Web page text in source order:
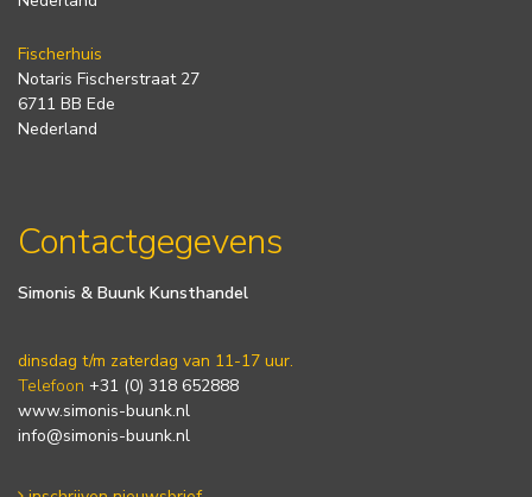
Fischerhuis
Notaris Fischerstraat 27
6711 BB Ede
Nederland
Contactgegevens
Simonis & Buunk Kunsthandel
dinsdag t/m zaterdag van 11-17 uur.
Telefoon +31 (0) 318 652888
www.simonis-buunk.nl
info@simonis-buunk.nl